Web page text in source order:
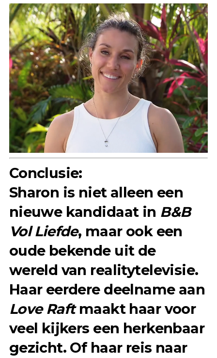
Conclusie:
Sharon is niet alleen een
nieuwe kandidaat in B&B
Vol Liefde, maar ook een
oude bekende uit de
wereld van realitytelevisie.
Haar eerdere deelname aan
Love Raftmaakt haar voor
veel kijkers een herkenbaar
gezicht. Of haar reis naar